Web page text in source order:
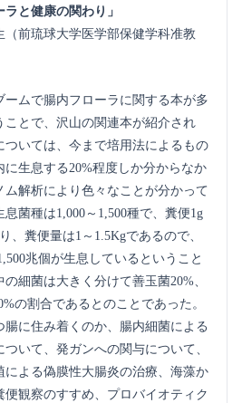
と健康の関わり」
前琉球大学医学部保健学科准教
ームで腸内フローラに関する本が多
ことで、沢山の関連本が紹介され
ついては、今まで培用法によるもの
生息する20%程度しか分からなか
ム解析により色々なことが分かって
菌種は1,000～1,500種で、糞便1g
、糞便量は1～1.5Kgであるので、
兆個が生息しているということ
細菌は大きく分けて善玉菌20%、
の割合であるとのことであった。
に住み着くのか、腸内細菌による
いて、発ガンへの関与について、
による偽膜性大腸炎の治療、海藻か
便観察のすすめ、プロバイオティク